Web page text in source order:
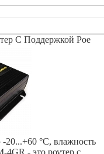
С Поддержкой Poe
20...+60 °С, влажность
4GR - это роутер с